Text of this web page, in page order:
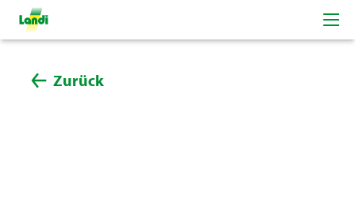
Zurück